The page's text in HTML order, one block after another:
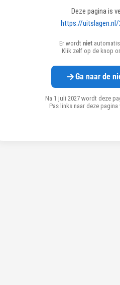
Deze pagina is
https://uitslagen.nl/
Er wordt niet
Klik zelf op de knop
Ga naar de
Na 1 juli 2027 wordt deze
Pas links naar deze pagina